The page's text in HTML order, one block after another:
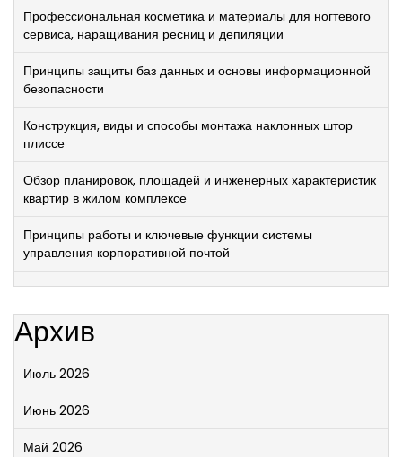
Профессиональная косметика и материалы для ногтевого
сервиса, наращивания ресниц и депиляции
Принципы защиты баз данных и основы информационной
безопасности
Конструкция, виды и способы монтажа наклонных штор
плиссе
Обзор планировок, площадей и инженерных характеристик
квартир в жилом комплексе
Принципы работы и ключевые функции системы
управления корпоративной почтой
Архив
Июль 2026
Июнь 2026
Май 2026